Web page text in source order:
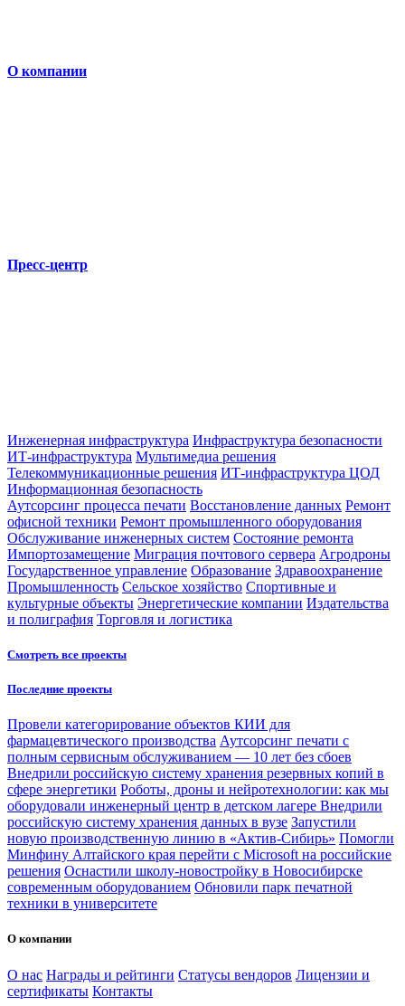
О компании
Пресс-центр
Инженерная инфраструктура Инфраструктура безопасности
ИТ-инфраструктура Мультимедиа решения
Телекоммуникационные решения ИТ-инфраструктура ЦОД
Информационная безопасность
Аутсорсинг процесса печати Восстановление данных Ремонт
офисной техники Ремонт промышленного оборудования
Обслуживание инженерных систем Состояние ремонта
Импортозамещение Миграция почтового сервера Агродроны
Государственное управление Образование Здравоохранение
Промышленность Сельское хозяйство Спортивные и
культурные объекты Энергетические компании Издательства
и полиграфия Торговля и логистика
Смотреть все проекты
Последние проекты
Провели категорирование объектов КИИ для
фармацевтического производства Аутсорсинг печати с
полным сервисным обслуживанием — 10 лет без сбоев
Внедрили российскую систему хранения резервных копий в
сфере энергетики Роботы, дроны и нейротехнологии: как мы
оборудовали инженерный центр в детском лагере Внедрили
российскую систему хранения данных в вузе Запустили
новую производственную линию в «Актив-Сибирь» Помогли
Минфину Алтайского края перейти с Microsoft на российские
решения Оснастили школу-новостройку в Новосибирске
современным оборудованием Обновили парк печатной
техники в университете
О компании
О нас Награды и рейтинги Статусы вендоров Лицензии и
сертификаты Контакты